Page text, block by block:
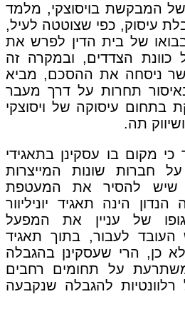
המבקשת בויסוצקי, מלמד
עיסוק, כפי שצוטטה לעיל,
של בית הדין לפרש את
הצדדים, ובמקרה זה
ניסחה את ההסכם, מביא
תחרות על דרך מעבר
עיסוקה של ויסוצקי
תה.
מקום בו עסקינן בתאגידי
חברות שונות המייצרות
שיש להסיר את המעטפת
הינה תאגיד יוניליוור
של עניין את המפעל
העובד לעבור, בתוך תאגיד
כן, הרי שעסקינן בהגבלה
על תחומים רחבים
רלוונטיות להגבלה שנקבעה